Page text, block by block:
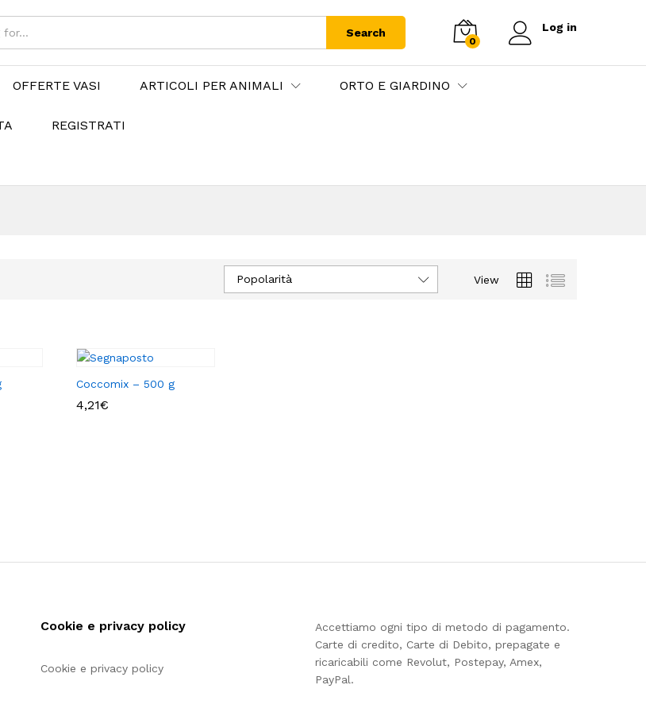
Search
0
Log in
OFFERTE VASI ARTICOLI PER ANIMALI ORTO E GIARDINO
REGISTRATI
View
Popolarità
Coccomix – 500 g
4,21€
4,21€
Cookie e privacy policy
Cookie e privacy policy
Accettiamo ogni tipo di metodo di pagamento.
Carte di credito, Carte di Debito, prepagate e
ricaricabili come Revolut, Postepay, Amex,
PayPal.